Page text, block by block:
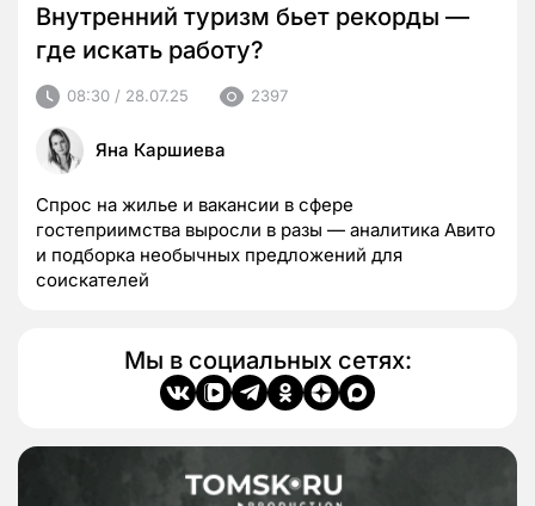
Внутренний туризм бьет рекорды —
где искать работу?
08:30 / 28.07.25 2397
Яна Каршиева
Спрос на жилье и вакансии в сфере
гостеприимства выросли в разы — аналитика Авито
и подборка необычных предложений для
соискателей
Мы в социальных сетях: